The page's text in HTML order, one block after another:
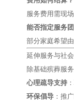
服务费用需现
能否指定服务
部分家庭希望
延伸服务与社
除基础殡葬服
心理疏导支持
环保倡导 ：推